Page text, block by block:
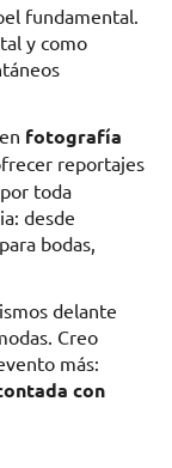
fundamental.
y como
fotografía
reportajes
toda
desde
bodas,
delante
Creo
más:
con